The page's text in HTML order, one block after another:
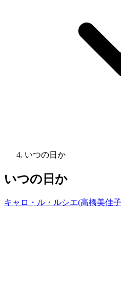
いつの日か
いつの日か
キャロ・ル・ルシエ(高橋美佳